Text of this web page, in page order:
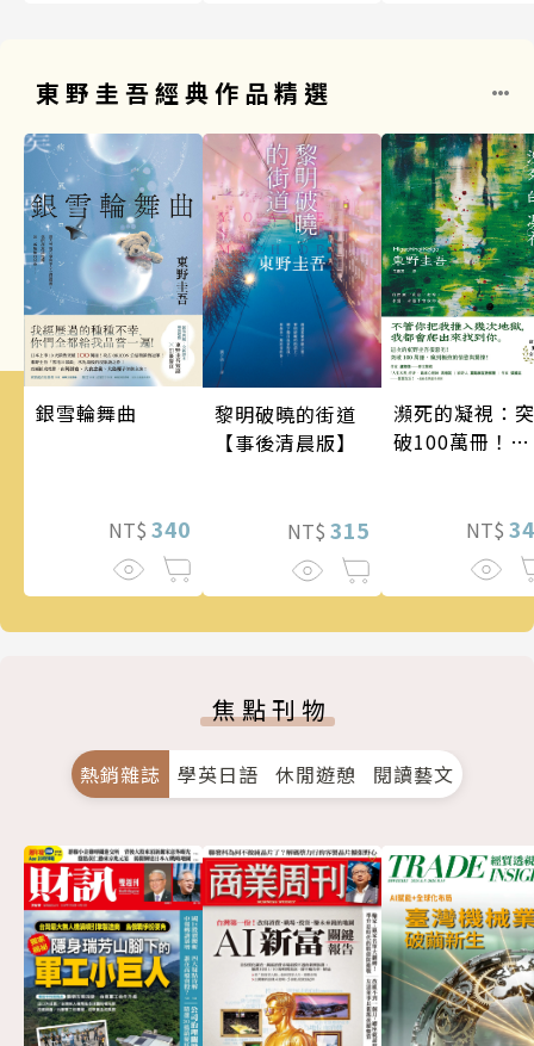
東野圭吾經典作品精選
銀雪輪舞曲
NT$ 340
黎明破曉的街道
【事後清晨版】
NT$ 315
瀕死的凝視：突
破100萬冊！這
的情慾與驚悚！
NT$
焦點刊物
熱銷雜誌 學英日語 休閒遊憩 閱讀藝文